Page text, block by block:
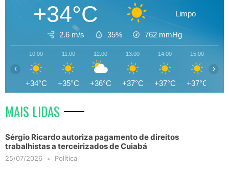
+34°C Limpo
2.6 m/s 35% 762 mmHg
10:00
+34°C
11:00
+35°C
12:00
+36°C
13:00
+37°C
14:00
+37°C
15:00
+37°C
‹ ›
MAIS LIDAS
Sérgio Ricardo autoriza pagamento de direitos
trabalhistas a terceirizados de Cuiabá
25/07/2026 Política